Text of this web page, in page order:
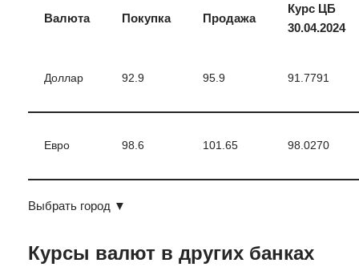
Валюта Покупка Продажа
Курс ЦБ
30.04.2024
Доллар 92.9 95.9 91.7791
Евро 98.6 101.65 98.0270
Выбрать город ▼
Курсы валют в других банках